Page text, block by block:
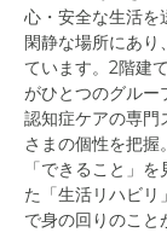
心・安全な生活を
閑静な場所にあり
ています。2階建
がひとつのグルー
認知症ケアの専門
さまの個性を把
「できること」
た「生活リハビ
で身の回りのこと